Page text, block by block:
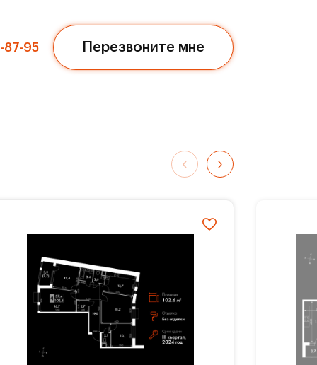
87-95 Перезвоните мне